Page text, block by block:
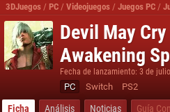
3DJuegos / PC / Videojuegos / Juegos PC /
Devil May
Awakening
Fecha de lanzamiento: 3 de
PC Switch PS2
Ficha Análisis Noticias Guía